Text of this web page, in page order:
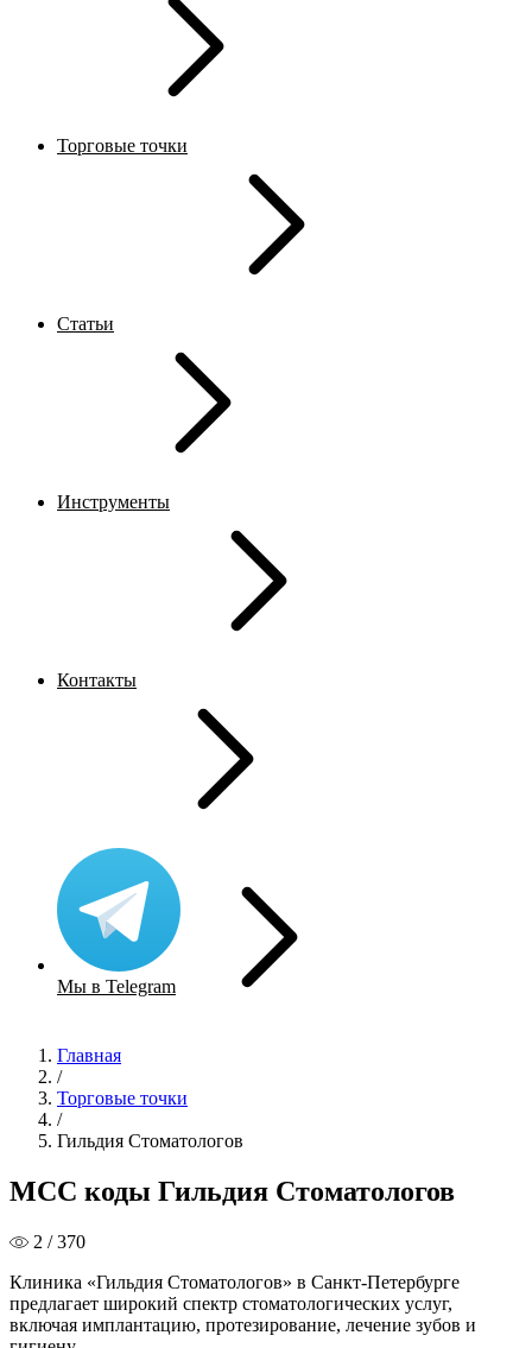
Торговые точки
Статьи
Инструменты
Контакты
Мы в Telegram
Главная
/
Торговые точки
/
Гильдия Стоматологов
MCC коды Гильдия Стоматологов
2 / 370
Клиника «Гильдия Стоматологов» в Санкт-Петербурге
предлагает широкий спектр стоматологических услуг,
включая имплантацию, протезирование, лечение зубов и